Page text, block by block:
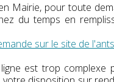
Mairie, pour toute
du temps en
sur le site de l'ants
est trop complexe